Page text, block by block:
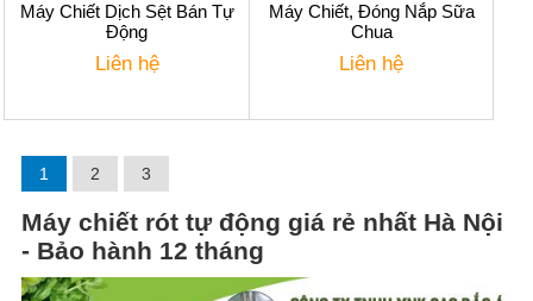
Máy Chiết Dịch Sệt Bán Tự
Động
Liên hệ
Máy Chiết, Đóng Nắp Sữa
Chua
Liên hệ
1 2 3
Máy chiết rót tự động giá rẻ nhất Hà Nội
- Bảo hành 12 tháng